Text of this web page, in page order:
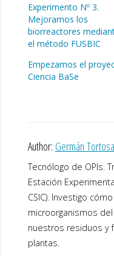
Experimento Nº 3.
Mejoramos los
biorreactores
el método FUSBIC
Empezamos el
Ciencia BaSe
Author: Germán Tortosa
Tecnólogo de OPIs.
Estación
CSIC). Investigo
microorganismos
nuestros residuos y
plantas.